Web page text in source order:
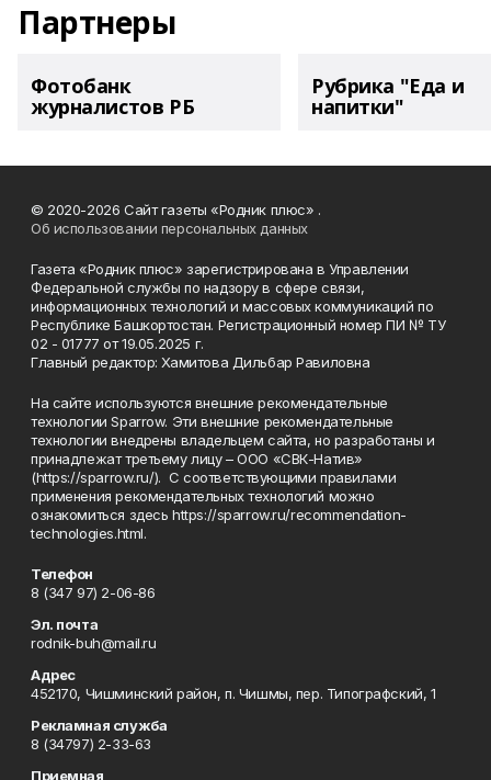
Партнеры
Фотобанк
журналистов РБ
Рубрика "Еда и
напитки"
© 2020-2026 Сайт газеты «Родник плюс» .
Об использовании персональных данных
Газета «Родник плюс» зарегистрирована в Управлении
Федеральной службы по надзору в сфере связи,
информационных технологий и массовых коммуникаций по
Республике Башкортостан. Регистрационный номер ПИ № ТУ
02 - 01777 от 19.05.2025 г.
Главный редактор: Хамитова Дильбар Равиловна
На сайте используются внешние рекомендательные
технологии Sparrow. Эти внешние рекомендательные
технологии внедрены владельцем сайта, но разработаны и
принадлежат третьему лицу – ООО «СВК-Натив»
(https://sparrow.ru/). С соответствующими правилами
применения рекомендательных технологий можно
ознакомиться здесь https://sparrow.ru/recommendation-
technologies.html.
Телефон
8 (347 97) 2-06-86
Эл. почта
rodnik-buh@mail.ru
Адрес
452170, Чишминский район, п. Чишмы, пер. Типографский, 1
Рекламная служба
8 (34797) 2-33-63
Приемная